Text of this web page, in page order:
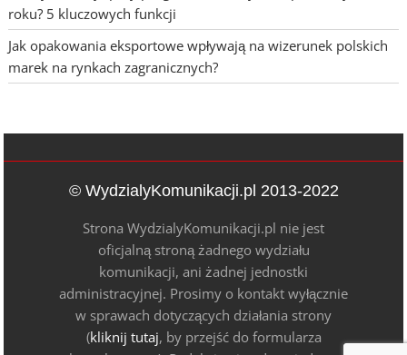
roku? 5 kluczowych funkcji
Jak opakowania eksportowe wpływają na wizerunek polskich
marek na rynkach zagranicznych?
© WydzialyKomunikacji.pl 2013-2022
Strona WydzialyKomunikacji.pl nie jest
oficjalną stroną żadnego wydziału
komunikacji, ani żadnej jednostki
administracyjnej. Prosimy o kontakt wyłącznie
w sprawach dotyczących działania strony
(kliknij tutaj, by przejść do formularza